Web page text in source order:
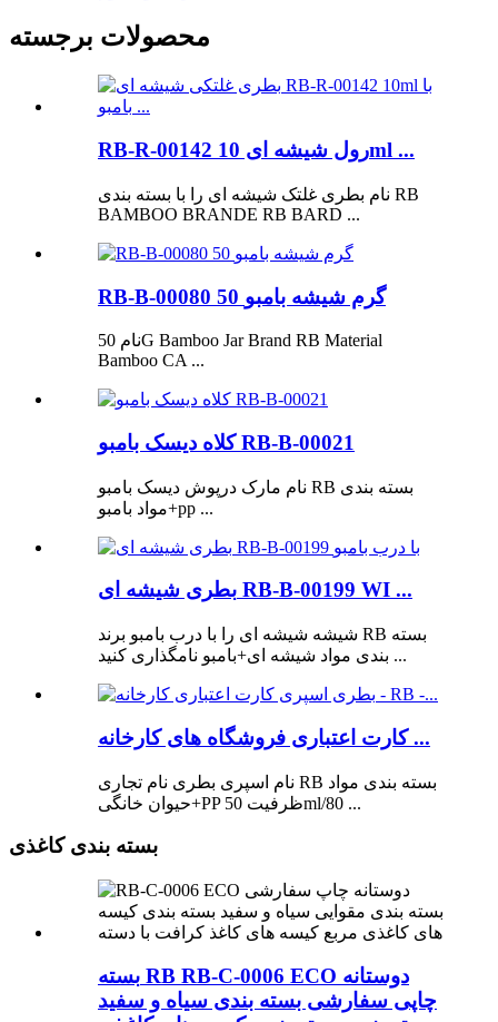
محصولات برجسته
RB-R-00142 رول شیشه ای 10ml ...
نام بطری غلتک شیشه ای را با بسته بندی RB
BAMBOO BRANDE RB BARD ...
RB-B-00080 50 گرم شیشه بامبو
نام 50G Bamboo Jar Brand RB Material
Bamboo CA ...
کلاه دیسک بامبو RB-B-00021
نام مارک درپوش دیسک بامبو RB بسته بندی
مواد بامبو+pp ...
بطری شیشه ای RB-B-00199 WI ...
شیشه شیشه ای را با درب بامبو برند RB بسته
بندی مواد شیشه ای+بامبو نامگذاری کنید ...
کارت اعتباری فروشگاه های کارخانه ...
نام اسپری بطری نام تجاری RB بسته بندی مواد
حیوان خانگی+PP ظرفیت 50ml/80 ...
بسته بندی کاغذی
بسته RB RB-C-0006 ECO دوستانه
چاپی سفارشی بسته بندی سیاه و سفید